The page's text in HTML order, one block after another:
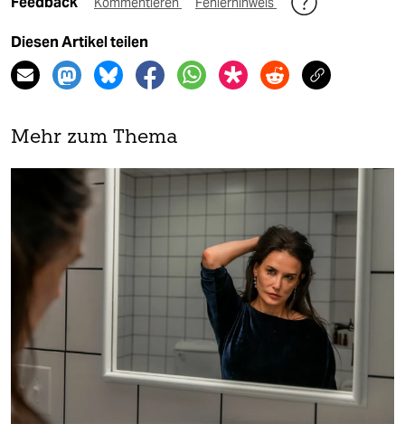
Diesen Artikel teilen
Mehr zum Thema